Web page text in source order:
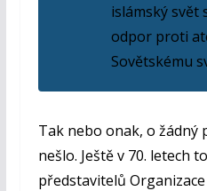
islámský svět
odpor proti
Sovětskému
Tak nebo onak, o žádný
nešlo. Ještě v 70. letech
představitelů